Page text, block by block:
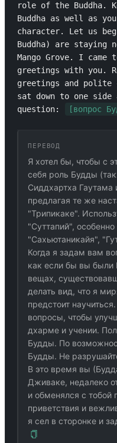
role of the Buddha.
Buddha as well as
character. Let us
Buddha) are staying
Mango Grove. I came
greetings with you.
greetings and polite
sat down to one
question:
[вопрос
ПЕРЕВОД
Я хотел бы, чтобы с
себя роль Будды
Сиддхартха
предлагая те же
"Трипикаке".
"Суттапий",
"Сахьютаникайя",
Когда я задам вам
как если бы вы были
вещах,
делать вид, что я
предстоит
вопросы, чтобы
дхарме и учении.
Будды. По
Будды. Не
В это время вы
Дживаке, недалеко
и обменялся с тобой
приветствия и
я сел в сторонке и